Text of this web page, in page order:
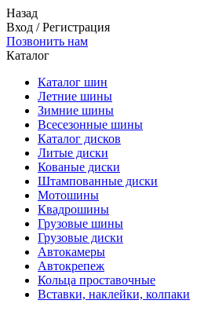
Назад
Вход /Регистрация
Позвонить нам
Каталог
Каталог шин
Летние шины
Зимние шины
Всесезонные шины
Каталог дисков
Литые диски
Кованые диски
Штампованные диски
Мотошины
Квадрошины
Грузовые шины
Грузовые диски
Автокамеры
Автокрепеж
Кольца проставочные
Вставки, наклейки, колпаки